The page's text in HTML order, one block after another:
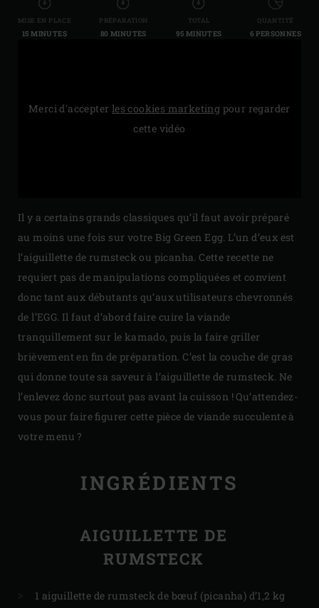
MISE EN PLACE
15 MINUTES
PRÉPARATION
80 MINUTES
TOTAL
95 MINUTES
QUANTITÉ
6 PERSONNES
Merci d'accepter les cookies marketing pour regarder
cette vidéo
Il y a certains grands classiques qu’il faut avoir préparé
au moins une fois sur votre Big Green Egg. L’un d’eux est
l’aiguillette de rumsteck ou picanha. Cette recette ne
requiert pas de manipulations compliquées et convient
donc tant aux débutants qu’aux utilisateurs chevronnés
de l’EGG. Il faut d’abord faire cuire la viande
tranquillement sur le kamado, puis la faire griller
brièvement en fin de préparation. C’est la couche de gras
qui donne toute sa saveur à l’aiguillette de rumsteck. Ne
l’enlevez donc surtout pas avant la cuisson ! Qu’attendez-
vous pour faire figurer cette pièce de viande succulente à
votre menu ?
INGRÉDIENTS
AIGUILLETTE DE
RUMSTECK
1 aiguillette de rumsteck de bœuf (picanha) d’1,2 kg